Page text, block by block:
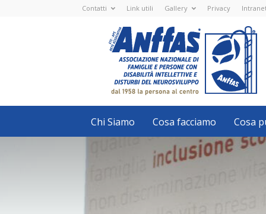
Contatti Link utili Gallery Privacy
Nazionale
ETS
-
APS
Associazione
Nazionale
di
Famiglie
e
con
disabilità
intellettive
neurosviluppo
Chi Siamo Cosa facciamo Cosa